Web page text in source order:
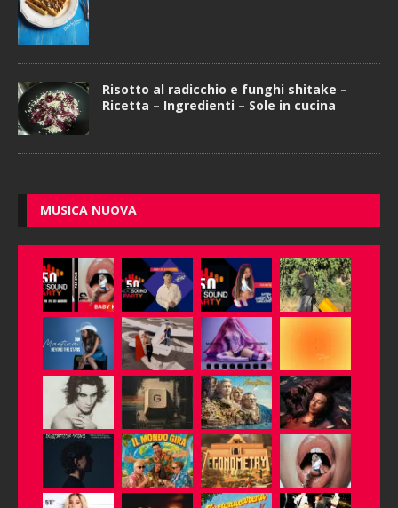
Risotto al radicchio e funghi shitake –
Ricetta – Ingredienti – Sole in cucina
MUSICA NUOVA